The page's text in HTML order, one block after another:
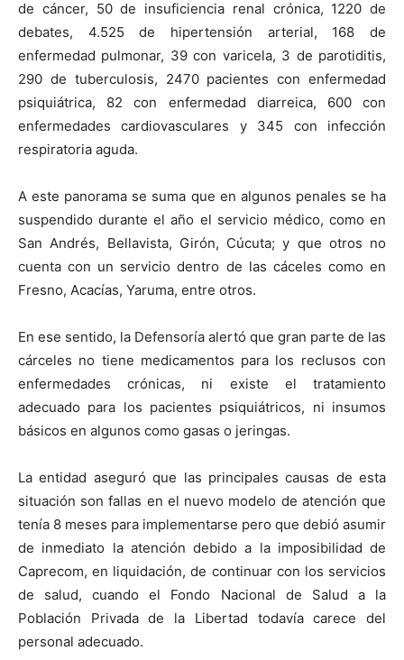
de cáncer, 50 de insuficiencia renal crónica, 1220 de
debates, 4.525 de hipertensión arterial, 168 de
enfermedad pulmonar, 39 con varicela, 3 de parotiditis,
290 de tuberculosis, 2470 pacientes con enfermedad
psiquiátrica, 82 con enfermedad diarreica, 600 con
enfermedades cardiovasculares y 345 con infección
respiratoria aguda.
A este panorama se suma que en algunos penales se ha
suspendido durante el año el servicio médico, como en
San Andrés, Bellavista, Girón, Cúcuta; y que otros no
cuenta con un servicio dentro de las cáceles como en
Fresno, Acacías, Yaruma, entre otros.
En ese sentido, la Defensoría alertó que gran parte de las
cárceles no tiene medicamentos para los reclusos con
enfermedades crónicas, ni existe el tratamiento
adecuado para los pacientes psiquiátricos, ni insumos
básicos en algunos como gasas o jeringas.
La entidad aseguró que las principales causas de esta
situación son fallas en el nuevo modelo de atención que
tenía 8 meses para implementarse pero que debió asumir
de inmediato la atención debido a la imposibilidad de
Caprecom, en liquidación, de continuar con los servicios
de salud, cuando el Fondo Nacional de Salud a la
Población Privada de la Libertad todavía carece del
personal adecuado.